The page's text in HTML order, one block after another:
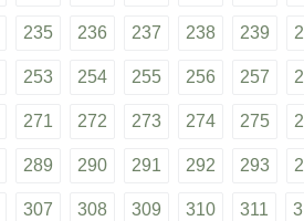
235 236 237 238 239
253 254 255 256 257
271 272 273 274 275
289 290 291 292 293
307 308 309 310 311